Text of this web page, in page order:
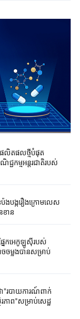
លិតផលថ្មីបំផុត
ជ្ជកម្មអន្តរជាតិរបស់
ងបង្ករឿងក្រោមលេស
ខាន
ែកអេកូឡូស៊ីរបស់
ចម្លងបានសម្រាប់
"របាយការណ៍ពាក់
ភាព"សម្រាប់សេដ្ឋ